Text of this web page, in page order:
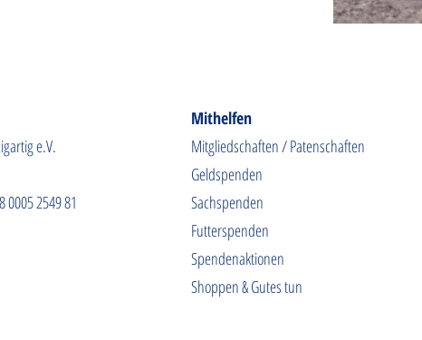
e.V.
0005 2549 81
Mithelfen
Mitgliedschaften / Patenschaften
Geldspenden
Sachspenden
Futterspenden
Spendenaktionen
Shoppen & Gutes tun